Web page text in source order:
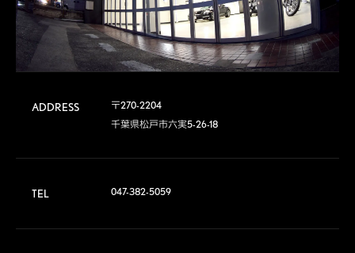
ADDRESS
〒270-2204
千葉県松戸市六実5-26-18
TEL 047-382-5059